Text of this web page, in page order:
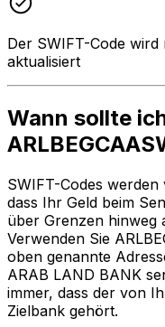
Der SWIFT-Code
aktualisiert
Wann sollte
SWIFT-Codes
dass Ihr Geld beim
über Grenzen hinweg
Verwenden Sie
oben genannte
ARAB LAND BANK
immer, dass der von
Zielbank gehört.